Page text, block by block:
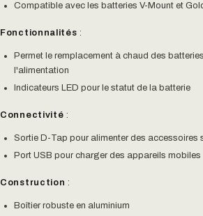
Compatible avec les batteries V-Mount et
Fonctionnalités :
Permet le remplacement à chaud des
l'alimentation
Indicateurs LED pour le statut de la batterie
Connectivité :
Sortie D-Tap pour alimenter des accessoires
Port USB pour charger des appareils mobiles
Construction :
Boîtier robuste en aluminium